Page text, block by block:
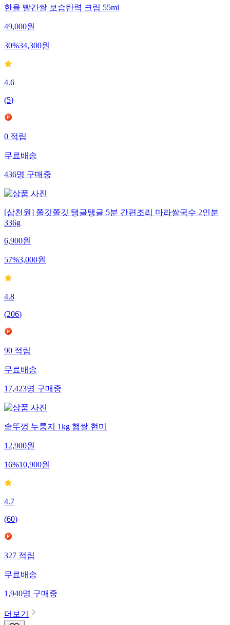
한율 빨간쌀 보습탄력 크림 55ml
49,000원
30%34,300원
4.6
(5)
0적립
무료배송
436명구매중
[삼천원] 쫄깃쫄깃 탱글탱글 5분 간편조리 마라쌀국수 2인분
336g
6,900원
57%3,000원
4.8
(206)
90적립
무료배송
17,423명구매중
솥뚜껑 누룽지 1kg 햅쌀 현미
12,900원
16%10,900원
4.7
(60)
327적립
무료배송
1,940명구매중
더보기